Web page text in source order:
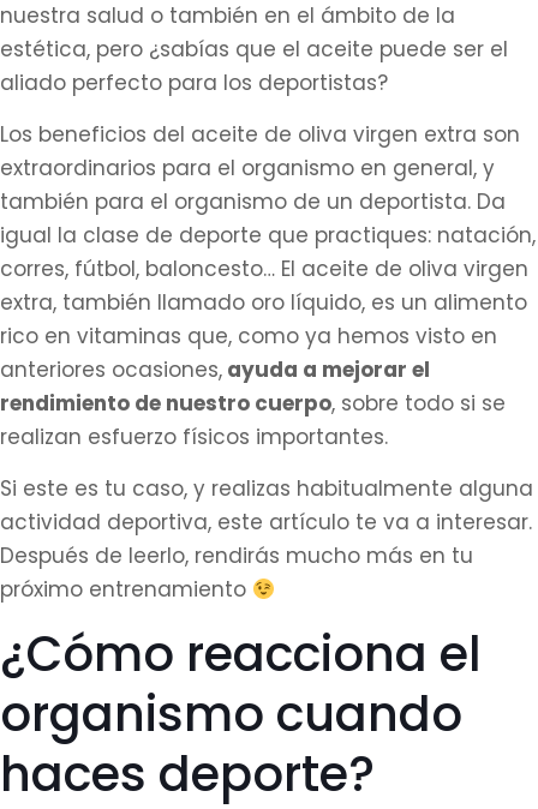
nuestra salud o también en el ámbito de la
estética, pero ¿sabías que el aceite puede ser el
aliado perfecto para los deportistas?
Los beneficios del aceite de oliva virgen extra son
extraordinarios para el organismo en general, y
también para el organismo de un deportista. Da
igual la clase de deporte que practiques: natación,
corres, fútbol, baloncesto… El aceite de oliva virgen
extra, también llamado oro líquido, es un alimento
rico en vitaminas que, como ya hemos visto en
anteriores ocasiones, ayuda a mejorar el
rendimiento de nuestro cuerpo, sobre todo si se
realizan esfuerzo físicos importantes.
Si este es tu caso, y realizas habitualmente alguna
actividad deportiva, este artículo te va a interesar.
Después de leerlo, rendirás mucho más en tu
próximo entrenamiento
¿Cómo reacciona el
organismo cuando
haces deporte?